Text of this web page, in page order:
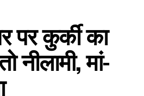
पर कुर्की का
नीलामी, मां-